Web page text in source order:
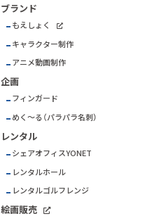
ブランド
もえしょく
キャラクター制作
アニメ動画制作
企画
フィンガード
めく～る（パラパラ名刺）
レンタル
シェアオフィスYONET
レンタルホール
レンタルゴルフレンジ
絵画販売